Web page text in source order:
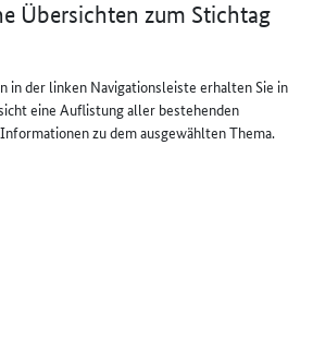
Übersichten zum Stichtag
in der linken Navigationsleiste erhalten Sie in
eine Auflistung aller bestehenden
zu dem ausgewählten Thema.